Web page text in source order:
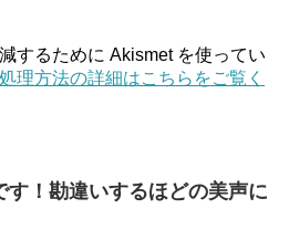
するために Akismet を使ってい
理方法の詳細はこちらをご覧く
す！勘違いするほどの美声に